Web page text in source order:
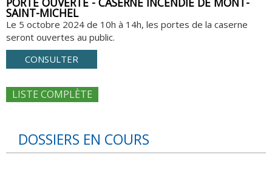
SAINT-MICHEL
Le 5 octobre 2024 de 10h à 14h, les portes de la caserne
seront ouvertes au public.
CONSULTER
LISTE COMPLÈTE
DOSSIERS EN COURS